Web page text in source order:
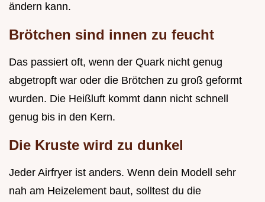
ändern kann.
Brötchen sind innen zu feucht
Das passiert oft, wenn der Quark nicht genug
abgetropft war oder die Brötchen zu groß geformt
wurden. Die Heißluft kommt dann nicht schnell
genug bis in den Kern.
Die Kruste wird zu dunkel
Jeder Airfryer ist anders. Wenn dein Modell sehr
nah am Heizelement baut, solltest du die